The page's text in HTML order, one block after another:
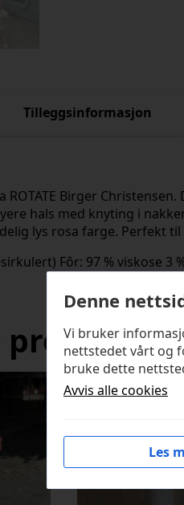
Tilleggsinformasjon
ROTATE Birger
hals med knyting i
lys rosa farge. Perfekt
Fôr: 97 % viskose 3
produkter
Denne
Vi bruker
nettstedet vårt og
bruke dette
Avvis alle cookies
Les